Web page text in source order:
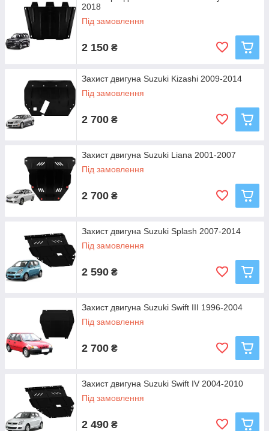
2018
Під замовлення
2 150 ₴
Захист двигуна Suzuki Kizashi 2009-2014
Під замовлення
2 700 ₴
Захист двигуна Suzuki Liana 2001-2007
Під замовлення
2 700 ₴
Захист двигуна Suzuki Splash 2007-2014
Під замовлення
2 590 ₴
Захист двигуна Suzuki Swift III 1996-2004
Під замовлення
2 700 ₴
Захист двигуна Suzuki Swift IV 2004-2010
Під замовлення
2 490 ₴